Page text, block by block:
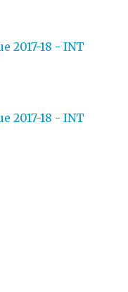
2017-18 - INT
2017-18 - INT